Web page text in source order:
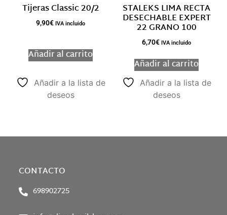
Tijeras Classic 20/2
9,90€ IVA incluido
Añadir al carrito
Añadir a la lista de
deseos
STALEKS LIMA RECTA
DESECHABLE EXPERT
22 GRANO 100
6,70€ IVA incluido
Añadir al carrito
Añadir a la lista de
deseos
CONTACTO
698902725